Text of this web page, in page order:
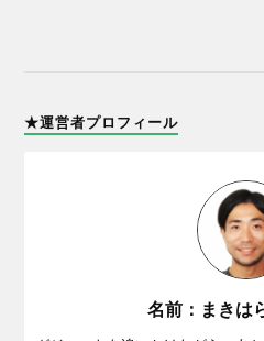
★運営者プロフィール
名前：まきは